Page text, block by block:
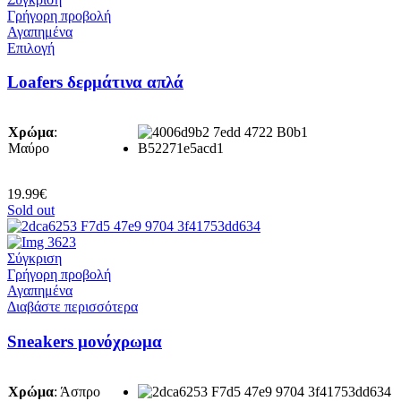
του
προϊόντος
Γρήγορη προβολή
Αγαπημένα
ΕπιλογήΑυτό
προϊόν
παραλλαγές.
επιλεγούν
στη
σελίδα
του
προϊόντος
Loafers δερμάτινα απλά
Χρώμα:
Μαύρο
19.99€
Sold out
Σύγκριση
Γρήγορη προβολή
Αγαπημένα
Διαβάστε περισσότερα
Sneakers μονόχρωμα
Χρώμα: Άσπρο